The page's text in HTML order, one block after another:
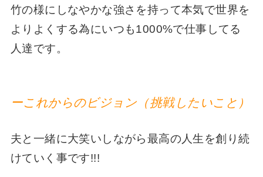
竹の様にしなやかな強さを持って本気で世界を
よりよくする為にいつも1000%で仕事してる
人達です。
ーこれからのビジョン（挑戦したいこと）
夫と一緒に大笑いしながら最高の人生を創り続
けていく事です!!!